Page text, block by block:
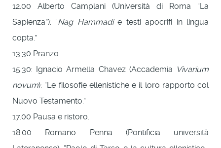
12.00 Alberto Camplani (Università di Roma “La
Sapienza”): “Nag Hammadie testi apocrifi in lingua
copta.”
13.30 Pranzo
15.30: Ignacio Armella Chavez (Accademia Vivarium
novum): “Le filosofie ellenistiche e il loro rapporto col
Nuovo Testamento.”
17.00 Pausa e ristoro.
18.00 Romano Penna (Pontificia università